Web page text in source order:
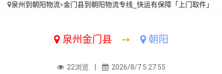
泉州到朝阳物流»金门县到朝阳物流专线_快运有保障「上门取件」
泉州金门县 ➙ 朝阳
22浏览 | 2026/8/7 5:27:55